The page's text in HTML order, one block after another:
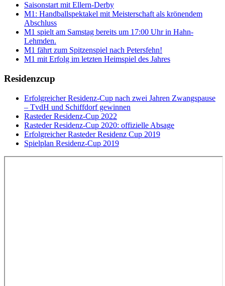
Saisonstart mit Ellern-Derby
M1: Handballspektakel mit Meisterschaft als krönendem
Abschluss
M1 spielt am Samstag bereits um 17:00 Uhr in Hahn-
Lehmden.
M1 fährt zum Spitzenspiel nach Petersfehn!
M1 mit Erfolg im letzten Heimspiel des Jahres
Residenzcup
Erfolgreicher Residenz-Cup nach zwei Jahren Zwangspause
– TvdH und Schiffdorf gewinnen
Rasteder Residenz-Cup 2022
Rasteder Residenz-Cup 2020: offizielle Absage
Erfolgreicher Rasteder Residenz Cup 2019
Spielplan Residenz-Cup 2019